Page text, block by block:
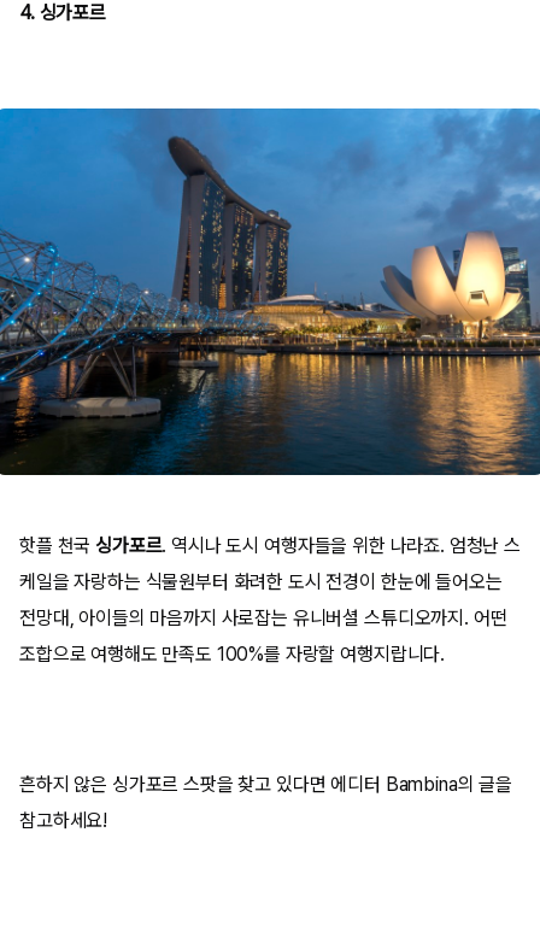
4. 싱가포르
핫플 천국싱가포르. 역시나 도시 여행자들을 위한 나라죠. 엄청난 스
케일을 자랑하는 식물원부터 화려한 도시 전경이 한눈에 들어오는
전망대, 아이들의 마음까지 사로잡는 유니버셜 스튜디오까지. 어떤
조합으로 여행해도 만족도 100%를 자랑할 여행지랍니다.
흔하지 않은 싱가포르 스팟을 찾고 있다면 에디터 Bambina의 글을
참고하세요!